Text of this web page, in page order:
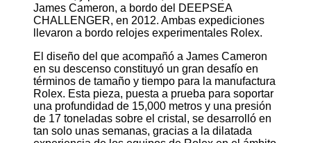
James Cameron, a bordo del DEEPSEA
CHALLENGER, en 2012. Ambas expediciones
llevaron a bordo relojes experimentales Rolex.
El diseño del que acompañó a James Cameron
en su descenso constituyó un gran desafío en
términos de tamaño y tiempo para la manufactura
Rolex. Esta pieza, puesta a prueba para soportar
una profundidad de 15,000 metros y una presión
de 17 toneladas sobre el cristal, se desarrolló en
tan solo unas semanas, gracias a la dilatada